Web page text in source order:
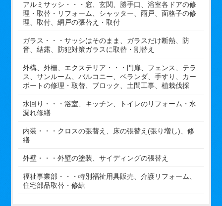
アルミサッシ・・・窓、玄関、勝手口、浴室各ドアの修
理・取替・リフォーム、シャッター、雨戸、面格子の修
理、取付、網戸の張替え・取付
ガラス・・・サッシはそのまま、ガラスだけ断熱、防
音、結露、防犯対策ガラスに取替・割替え
外構、外柵、エクステリア・・・門扉、フェンス、テラ
ス、サンルーム、バルコニー、ベランダ、手すり、カー
ポートの修理・取替、ブロック、土間工事、植栽伐採
水回り・・・浴室、キッチン、トイレのリフォーム・水
漏れ修繕
内装・・・クロスの張替え、床の張替え(張り増し)、修
繕
外壁・・・外壁の塗装、サイディングの張替え
福祉事業部・・・特別福祉用具販売、介護リフォーム、
住宅部品取替・修繕